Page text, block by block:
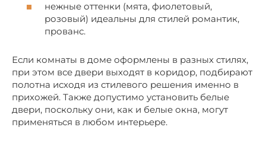
нежные оттенки (мята, фиолетовый,
розовый) идеальны для стилей романтик,
прованс.
Если комнаты в доме оформлены в разных стилях,
при этом все двери выходят в коридор, подбирают
полотна исходя из стилевого решения именно в
прихожей. Также допустимо установить белые
двери, поскольку они, как и белые окна, могут
применяться в любом интерьере.